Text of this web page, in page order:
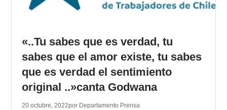
«..Tu sabes que es verdad, tu
sabes que el amor existe, tu sabes
que es verdad el sentimiento
original ..»canta Godwana
20 octubre, 2022por Departamento Prensa